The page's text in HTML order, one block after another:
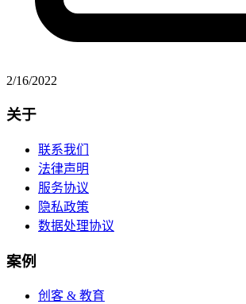
2/16/2022
Footer
关于
联系我们
法律声明
服务协议
隐私政策
数据处理协议
案例
创客 & 教育